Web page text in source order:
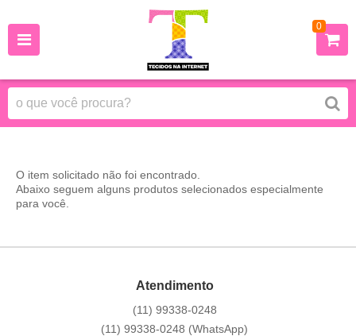
0
O item solicitado não foi encontrado.
Abaixo seguem alguns produtos selecionados especialmente
para você.
Atendimento
(11) 99338-0248
(11) 99338-0248 (WhatsApp)